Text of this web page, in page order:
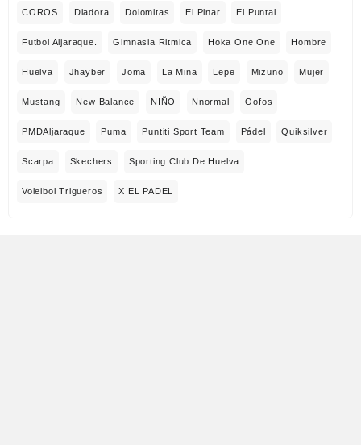
COROS Diadora Dolomitas El Pinar El Puntal
Futbol Aljaraque. Gimnasia Ritmica Hoka One One Hombre
Huelva Jhayber Joma La Mina Lepe Mizuno Mujer
Mustang New Balance NIÑO Nnormal Oofos
PMDAljaraque Puma Puntiti Sport Team Pádel Quiksilver
Scarpa Skechers Sporting Club De Huelva
Voleibol Trigueros X EL PADEL